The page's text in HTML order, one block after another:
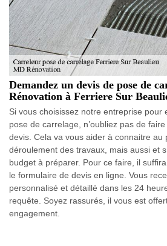
Demandez un devis de pose de
Rénovation à Ferriere Sur
Si vous choisissez notre entreprise pour
pose de carrelage, n’oubliez pas de
devis. Cela va vous aider à connaitre au
déroulement des travaux, mais aussi et
budget à préparer. Pour ce faire, il
le formulaire de devis en ligne. Vous
personnalisé et détaillé dans les 24
requête. Soyez rassurés, il vous est
engagement.